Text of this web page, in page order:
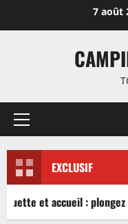
7 août
Menu
EXCLUSIF
et accueil : plongez